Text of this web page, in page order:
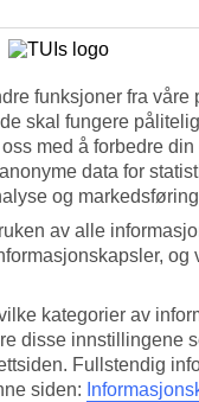
funksjoner fra våre
skal fungere
med å forbedre
data for
og
av alle
og
kategorier av
disse innstillingene
Fullstendig
siden: